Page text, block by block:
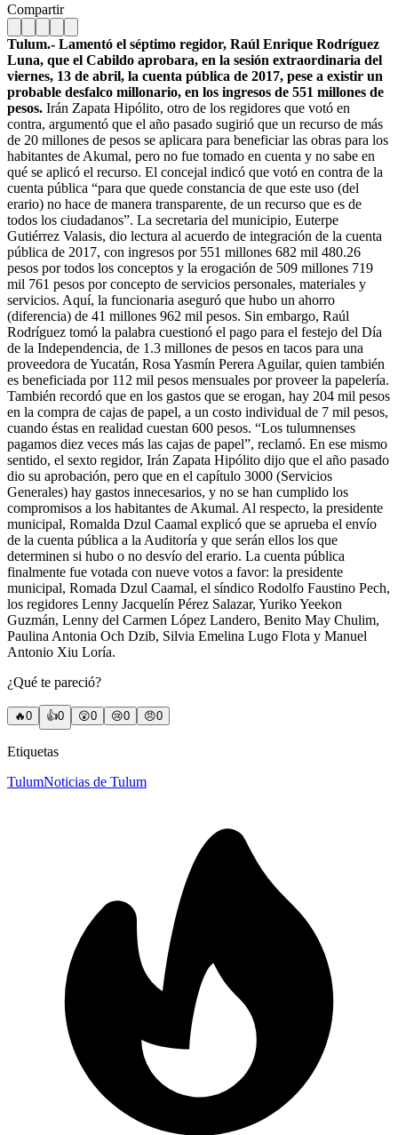
Compartir
Tulum.- Lamentó el séptimo regidor, Raúl Enrique Rodríguez
Luna, que el Cabildo aprobara, en la sesión extraordinaria del
viernes, 13 de abril, la cuenta pública de 2017, pese a existir un
probable desfalco millonario, en los ingresos de 551 millones de
pesos. Irán Zapata Hipólito, otro de los regidores que votó en
contra, argumentó que el año pasado sugirió que un recurso de más
de 20 millones de pesos se aplicara para beneficiar las obras para los
habitantes de Akumal, pero no fue tomado en cuenta y no sabe en
qué se aplicó el recurso. El concejal indicó que votó en contra de la
cuenta pública “para que quede constancia de que este uso (del
erario) no hace de manera transparente, de un recurso que es de
todos los ciudadanos”. La secretaria del municipio, Euterpe
Gutiérrez Valasis, dio lectura al acuerdo de integración de la cuenta
pública de 2017, con ingresos por 551 millones 682 mil 480.26
pesos por todos los conceptos y la erogación de 509 millones 719
mil 761 pesos por concepto de servicios personales, materiales y
servicios. Aquí, la funcionaria aseguró que hubo un ahorro
(diferencia) de 41 millones 962 mil pesos. Sin embargo, Raúl
Rodríguez tomó la palabra cuestionó el pago para el festejo del Día
de la Independencia, de 1.3 millones de pesos en tacos para una
proveedora de Yucatán, Rosa Yasmín Perera Aguilar, quien también
es beneficiada por 112 mil pesos mensuales por proveer la papelería.
También recordó que en los gastos que se erogan, hay 204 mil pesos
en la compra de cajas de papel, a un costo individual de 7 mil pesos,
cuando éstas en realidad cuestan 600 pesos. “Los tulumnenses
pagamos diez veces más las cajas de papel”, reclamó. En ese mismo
sentido, el sexto regidor, Irán Zapata Hipólito dijo que el año pasado
dio su aprobación, pero que en el capítulo 3000 (Servicios
Generales) hay gastos innecesarios, y no se han cumplido los
compromisos a los habitantes de Akumal. Al respecto, la presidente
municipal, Romalda Dzul Caamal explicó que se aprueba el envío
de la cuenta pública a la Auditoría y que serán ellos los que
determinen si hubo o no desvío del erario. La cuenta pública
finalmente fue votada con nueve votos a favor: la presidente
municipal, Romada Dzul Caamal, el síndico Rodolfo Faustino Pech,
los regidores Lenny Jacquelín Pérez Salazar, Yuriko Yeekon
Guzmán, Lenny del Carmen López Landero, Benito May Chulim,
Paulina Antonia Och Dzib, Silvia Emelina Lugo Flota y Manuel
Antonio Xiu Loría.
¿Qué te pareció?
🔥0 👍0 😲0 😢0 😠0
Etiquetas
TulumNoticias de Tulum